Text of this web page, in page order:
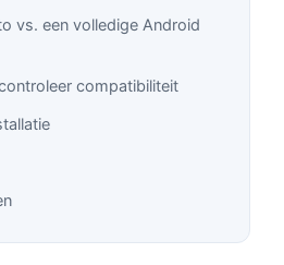
vs. een volledige Android
compatibiliteit